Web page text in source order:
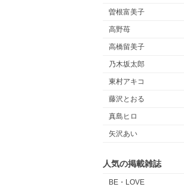
曽根富美子
高野苺
高橋留美子
乃木坂太郎
東村アキコ
藤沢とおる
真島ヒロ
矢沢あい
人気の掲載雑誌
BE・LOVE